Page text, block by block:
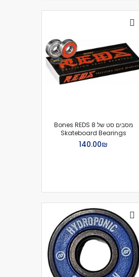
מסבים סט של 8 Bones REDS
Skateboard Bearings
₪‏140.00